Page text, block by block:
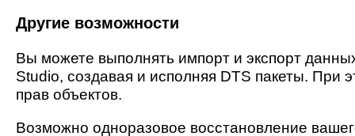
Другие возможности
Вы можете выполнять импорт и экспорт
Studio, создавая и исполняя DTS пакеты. При
прав объектов.
Возможно одноразовое восстановление